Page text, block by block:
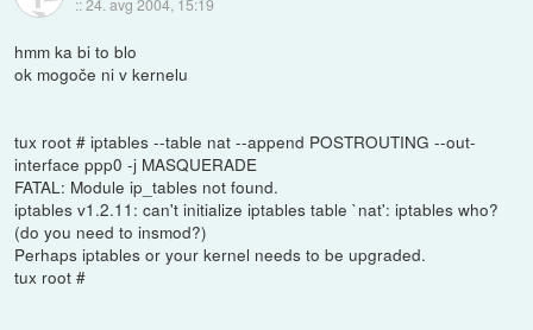
hmm ka bi to blo
ok mogoče ni v kernelu
tux root # iptables --table nat --append POSTROUTING --out-
interface ppp0 -j MASQUERADE
FATAL: Module ip_tables not found.
iptables v1.2.11: can't initialize iptables table `nat': iptables who?
(do you need to insmod?)
Perhaps iptables or your kernel needs to be upgraded.
tux root #